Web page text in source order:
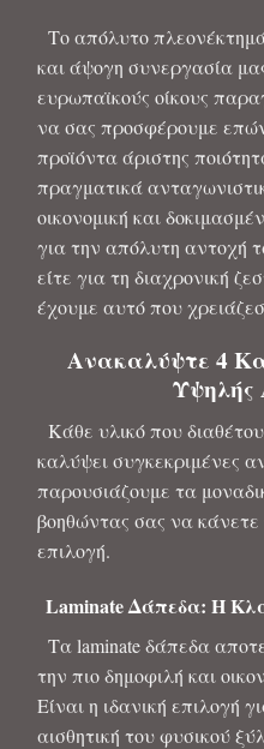
Το απόλυτο
και άψογη συνεργασία
ευρωπαϊκούς οίκους
να σας προσφέρουμε
προϊόντα άριστης
πραγματικά
οικονομική και
για την απόλυτη αντοχή
είτε για τη διαχρονική
έχουμε αυτό που
Ανακαλύψτε 4
Υψηλής
Κάθε υλικό που
καλύψει συγκεκριμένες
παρουσιάζουμε τα
βοηθώντας σας να
επιλογή.
Laminate Δάπεδα: Η
Τα laminate δάπεδα
την πιο δημοφιλή και
Είναι η ιδανική επιλογή
αισθητική του φυσικού